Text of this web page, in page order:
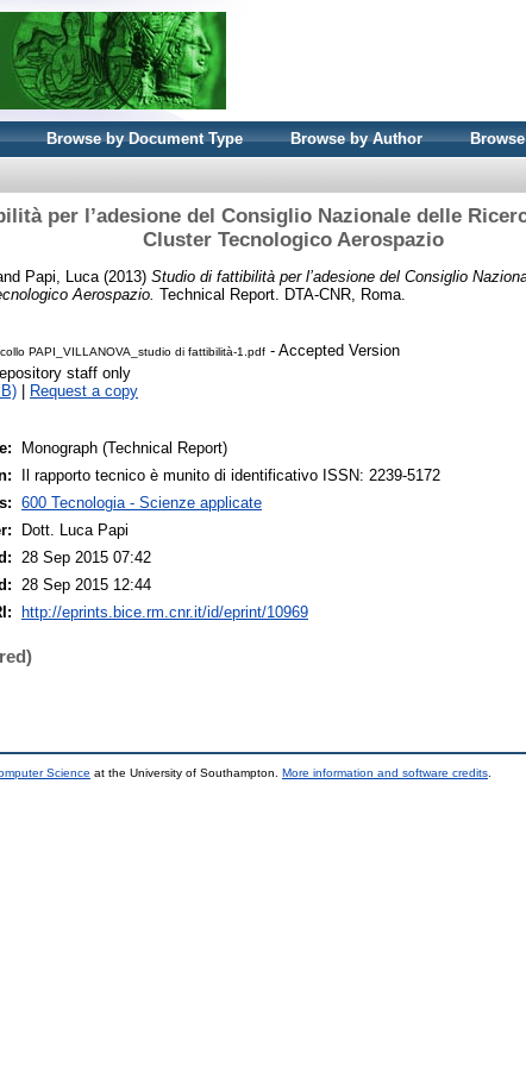
Browse by Document Type Browse by Author
per l’adesione del Consiglio Nazionale delle
Cluster Tecnologico Aerospazio
Papi, Luca (2013) Studio di fattibilità per l’adesione del Consiglio
Aerospazio. Technical Report. DTA-CNR, Roma.
PAPI_VILLANOVA_studio di fattibilità-1.pdf - Accepted Version
staff only
| Request a copy
Monograph (Technical Report)
Il rapporto tecnico è munito di identificativo ISSN: 2239-5172
600 Tecnologia - Scienze applicate
Dott. Luca Papi
28 Sep 2015 07:42
28 Sep 2015 12:44
http://eprints.bice.rm.cnr.it/id/eprint/10969
Science at the University of Southampton. More information and software credits